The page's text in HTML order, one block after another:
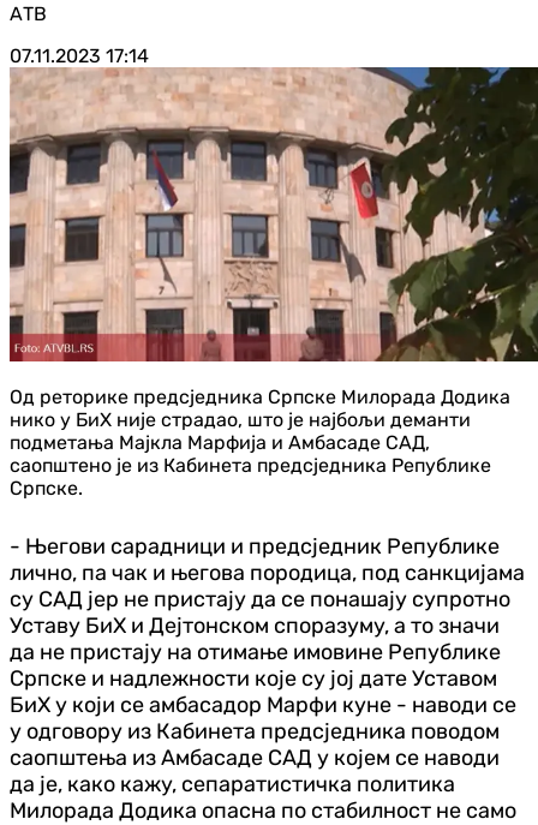
АТВ
07.11.2023 17:14
Од реторике предсједника Српске Милорада Додика
нико у БиХ није страдао, што је најбољи деманти
подметања Мајкла Марфија и Амбасаде САД,
саопштено је из Кабинета предсједника Републике
Српске.
- Његови сарадници и предсједник Републике
лично, па чак и његова породица, под санкцијама
су САД јер не пристају да се понашају супротно
Уставу БиХ и Дејтонском споразуму, а то значи
да не пристају на отимање имовине Републике
Српске и надлежности које су јој дате Уставом
БиХ у који се амбасадор Марфи куне - наводи се
у одговору из Кабинета предсједника поводом
саопштења из Амбасаде САД у којем се наводи
да је, како кажу, сепаратистичка политика
Милорада Додика опасна по стабилност не само